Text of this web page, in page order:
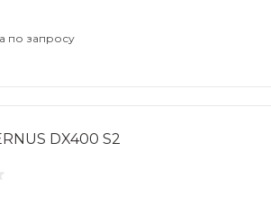
по запросу
DX400 S2